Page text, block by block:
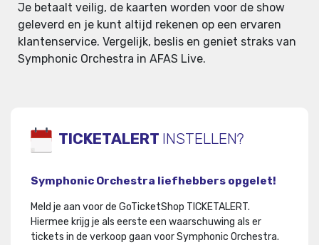
Je betaalt veilig, de kaarten worden voor de show
geleverd en je kunt altijd rekenen op een ervaren
klantenservice. Vergelijk, beslis en geniet straks van
Symphonic Orchestra in AFAS Live.
TICKETALERT INSTELLEN?
Symphonic Orchestra liefhebbers opgelet!
Meld je aan voor de GoTicketShop TICKETALERT.
Hiermee krijg je als eerste een waarschuwing als er
tickets in de verkoop gaan voor Symphonic Orchestra.